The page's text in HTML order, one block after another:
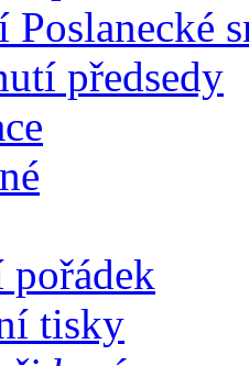
Poslanecké
předsedy
pořádek
tisky